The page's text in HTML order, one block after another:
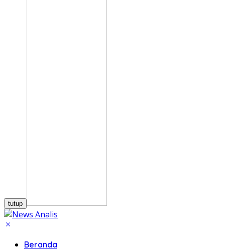
tutup
Beranda